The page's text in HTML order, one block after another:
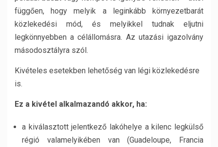
függően, hogy melyik a leginkább környezetbarát
közlekedési mód, és melyikkel tudnak eljutni
legkönnyebben a célállomásra. Az utazási igazolvány
másodosztályra szól.
Kivételes esetekben lehetőség van légi közlekedésre
is.
Ez a kivétel alkalmazandó akkor, ha:
a kiválasztott jelentkező lakóhelye a kilenc legkülső
régió valamelyikében van (Guadeloupe, Francia